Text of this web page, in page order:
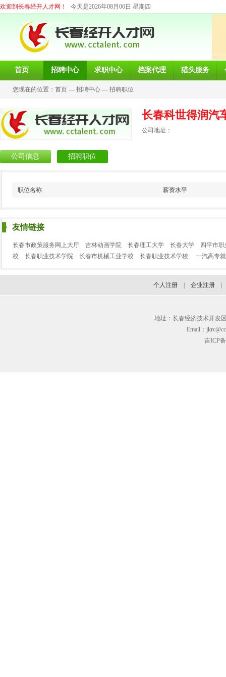
欢迎到长春经开人才网！ 今天是2026年08月06日 星期四
首页 招聘中心 求职中心 档案代理 猎头服务
您现在的位置： 首页 — 招聘中心 — 招聘职位
长春科世得润汽
公司地址：
公司信息 招聘职位
职位名称 薪资水平
友情链接
长春市政策服务网上大厅 吉林动画学院 长春理工大学 长春大学
四平市
校
长春职业技术学院 长春市机械工业学校 长春职业技术学校 一汽高专
个人注册 企业注册
地址：长春经济技术开发
Email：
吉ICP